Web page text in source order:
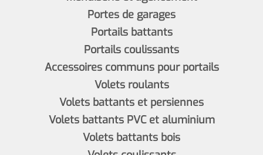
Portes de garages
Portails battants
Portails coulissants
Accessoires communs pour portails
Volets roulants
Volets battants et persiennes
Volets battants PVC et aluminium
Volets battants bois